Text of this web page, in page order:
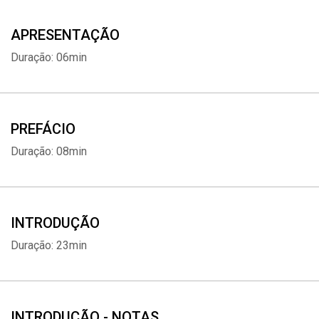
APRESENTAÇÃO
Duração: 06min
PREFÁCIO
Duração: 08min
INTRODUÇÃO
Duração: 23min